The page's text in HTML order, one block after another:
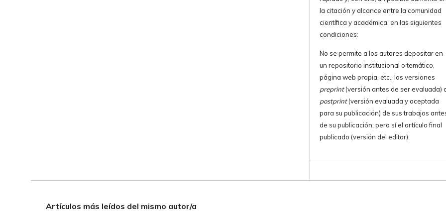
la citación y alcance entre la comunidad
científica y académica, en las siguientes
condiciones:
No se permite a los autores depositar en
un repositorio institucional o temático,
página web propia, etc., las versiones
preprint(versión antes de ser evaluada)
postprint(versión evaluada y aceptada
para su publicación) de sus trabajos
de su publicación, pero sí el artículo final
publicado (versión del editor).
Artículos más leídos del mismo autor/a